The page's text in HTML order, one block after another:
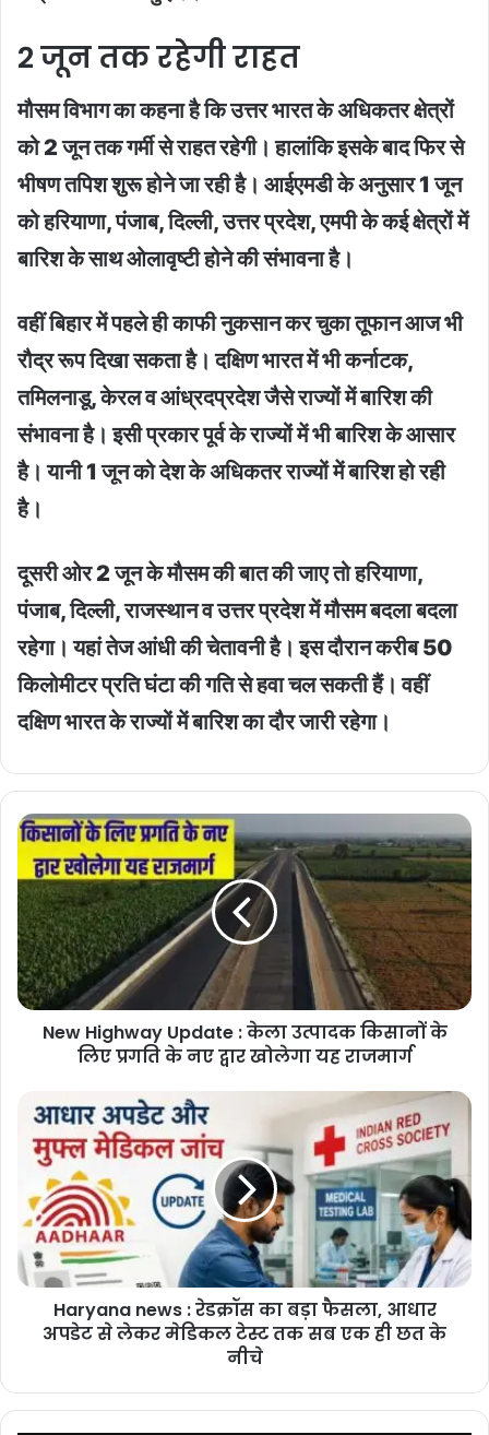
2 जून तक रहेगी राहत
मौसम विभाग का कहना है कि उत्तर भारत के अधिकतर क्षेत्रों
को 2 जून तक गर्मी से राहत रहेगी। हालांकि इसके बाद फिर से
भीषण तपिश शुरू होने जा रही है। आईएमडी के अनुसार 1 जून
को हरियाणा, पंजाब, दिल्ली, उत्तर प्रदेश, एमपी के कई क्षेत्रों में
बारिश के साथ ओलावृष्टी होने की संभावना है।
वहीं बिहार में पहले ही काफी नुकसान कर चुका तूफान आज भी
रौद्र रूप दिखा सकता है। दक्षिण भारत में भी कर्नाटक,
तमिलनाडू, केरल व आंध्रदप्रदेश जैसे राज्यों में बारिश की
संभावना है। इसी प्रकार पूर्व के राज्यों में भी बारिश के आसार
है। यानी 1 जून को देश के अधिकतर राज्यों में बारिश हो रही
है।
दूसरी ओर 2 जून के मौसम की बात की जाए तो हरियाणा,
पंजाब, दिल्ली, राजस्थान व उत्तर प्रदेश में मौसम बदला बदला
रहेगा। यहां तेज आंधी की चेतावनी है। इस दौरान करीब 50
किलोमीटर प्रति घंटा की गति से हवा चल सकती हैं। वहीं
दक्षिण भारत के राज्यों में बारिश का दौर जारी रहेगा।
New
Highway
Update
:
केला
उत्पादक
किसानों
के
लिए
प्रगति
खोलेगा
राजमार्ग
New Highway Update : केला उत्पादक किसानों के
लिए प्रगति के नए द्वार खोलेगा यह राजमार्ग
Haryana
news
रेडक्रॉस
का
बड़ा
फैसला,
आधार
अपडेट
तक
Haryana news : रेडक्रॉस का बड़ा फैसला, आधार
अपडेट से लेकर मेडिकल टेस्ट तक सब एक ही छत के
नीचे